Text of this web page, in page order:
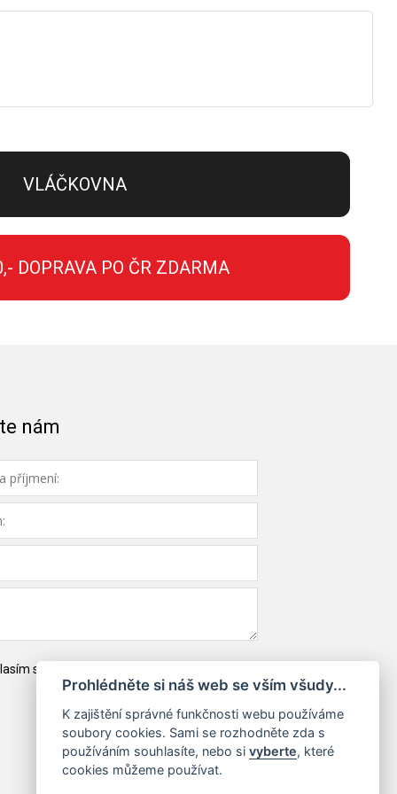
VLÁČKOVNA
DOPRAVA PO ČR ZDARMA
nám
se
Prohlédněte si náš web se vším všudy...
K zajištění správné funkčnosti webu používáme
soubory cookies. Sami se rozhodněte zda s
používáním souhlasíte, nebo si vyberte, které
cookies můžeme používat.